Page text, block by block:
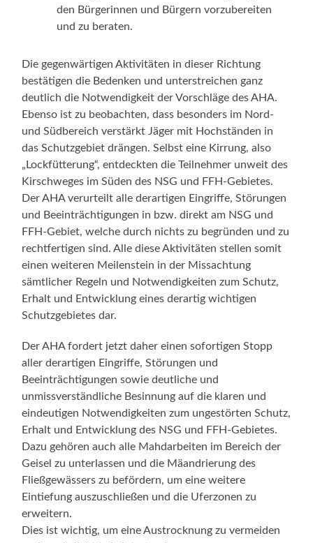
den Bürgerinnen und Bürgern vorzubereiten
und zu beraten.
Die gegenwärtigen Aktivitäten in dieser Richtung
bestätigen die Bedenken und unterstreichen ganz
deutlich die Notwendigkeit der Vorschläge des AHA.
Ebenso ist zu beobachten, dass besonders im Nord-
und Südbereich verstärkt Jäger mit Hochständen in
das Schutzgebiet drängen. Selbst eine Kirrung, also
„Lockfütterung“, entdeckten die Teilnehmer unweit des
Kirschweges im Süden des NSG und FFH-Gebietes.
Der AHA verurteilt alle derartigen Eingriffe, Störungen
und Beeinträchtigungen in bzw. direkt am NSG und
FFH-Gebiet, welche durch nichts zu begründen und zu
rechtfertigen sind. Alle diese Aktivitäten stellen somit
einen weiteren Meilenstein in der Missachtung
sämtlicher Regeln und Notwendigkeiten zum Schutz,
Erhalt und Entwicklung eines derartig wichtigen
Schutzgebietes dar.
Der AHA fordert jetzt daher einen sofortigen Stopp
aller derartigen Eingriffe, Störungen und
Beeinträchtigungen sowie deutliche und
unmissverständliche Besinnung auf die klaren und
eindeutigen Notwendigkeiten zum ungestörten Schutz,
Erhalt und Entwicklung des NSG und FFH-Gebietes.
Dazu gehören auch alle Mahdarbeiten im Bereich der
Geisel zu unterlassen und die Mäandrierung des
Fließgewässers zu befördern, um eine weitere
Eintiefung auszuschließen und die Uferzonen zu
erweitern.
Dies ist wichtig, um eine Austrocknung zu vermeiden